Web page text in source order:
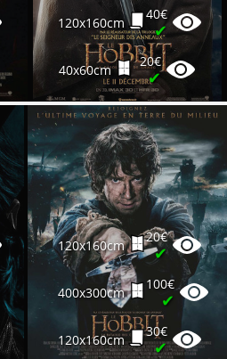
120x160cm
40€
✔
40x60cm
20€
✔
120x160cm
20€
✔
400x300cm
100€
✔
120x160cm
30€
✔